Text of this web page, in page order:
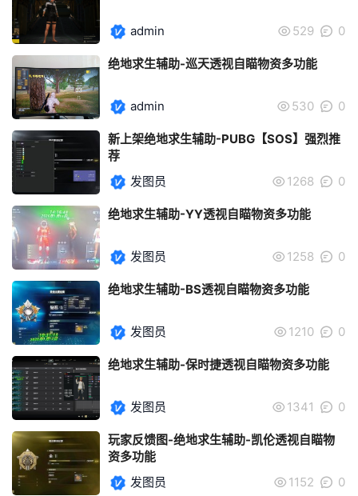
admin 529 0
绝地求生辅助-巡天透视自瞄物资多功能
admin 530 0
新上架绝地求生辅助-PUBG【SOS】强烈推
荐
发图员
1268 0
绝地求生辅助-YY透视自瞄物资多功能
发图员 1258 0
绝地求生辅助-BS透视自瞄物资多功能
发图员 1210 0
绝地求生辅助-保时捷透视自瞄物资多功能
发图员 1341 0
玩家反馈图-绝地求生辅助-凯伦透视自瞄物
资多功能
发图员
1152 0